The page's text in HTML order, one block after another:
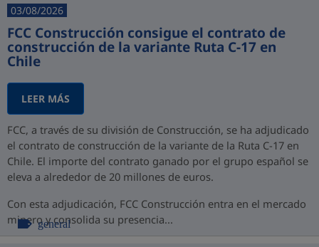
03/08/2026
FCC Construcción consigue el contrato de
construcción de la variante Ruta C-17 en
Chile
LEER MÁS
FCC, a través de su división de Construcción, se ha adjudicado
el contrato de construcción de la variante de la Ruta C-17 en
Chile. El importe del contrato ganado por el grupo español se
eleva a alrededor de 20 millones de euros.
Con esta adjudicación, FCC Construcción entra en el mercado
minero y consolida su presencia...
general